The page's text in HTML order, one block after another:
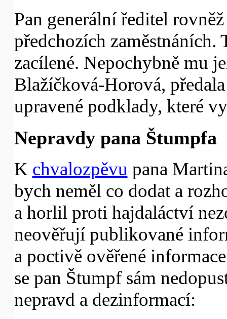
Pan generální ředitel
předchozích
zacílené. Nepochybně mu
Blažíčková-Horová,
upravené podklady, které
Nepravdy pana Štumpfa
K chvalozpěvu pana
bych neměl co dodat a
a horlil proti hajdaláctví
neověřují publikované
a poctivě ověřené
se pan Štumpf sám
nepravd a dezinformací: